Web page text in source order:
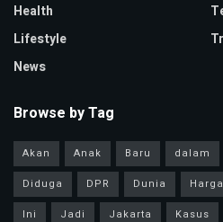
Health
Lifestyle
News
Browse by Tag
Akan Anak Baru dalam
Diduga
DPR Dunia Harga
Ini
Jadi Jakarta Kasus